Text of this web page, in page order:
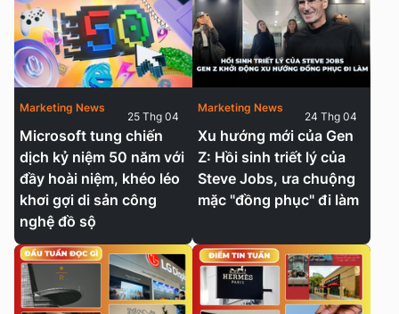
Microsoft tung chiến
dịch kỷ niệm 50 năm với
đầy hoài niệm, khéo léo
khơi gợi di sản công
nghệ đồ sộ
Marketing News
25 Thg 04
Xu hướng mới của Gen
Z: Hồi sinh triết lý của
Steve Jobs, ưa chuộng
mặc "đồng phục" đi làm
Marketing News
24 Thg 04